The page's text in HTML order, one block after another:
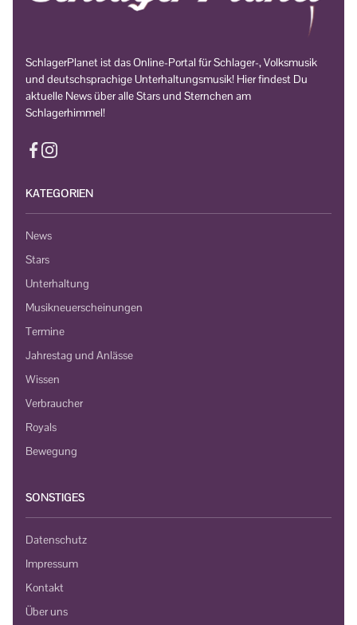
SchlagerPlanet ist das Online-Portal für Schlager-, Volksmusik
und deutschsprachige Unterhaltungsmusik! Hier findest Du
aktuelle News über alle Stars und Sternchen am
Schlagerhimmel!
KATEGORIEN
News
Stars
Unterhaltung
Musikneuerscheinungen
Termine
Jahrestag und Anlässe
Wissen
Verbraucher
Royals
Bewegung
SONSTIGES
Datenschutz
Impressum
Kontakt
Über uns